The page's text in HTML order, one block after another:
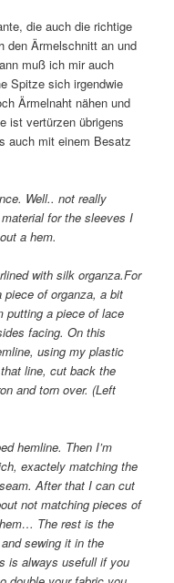
die auch die richtige
den Ärmelschnitt an und
muß ich mir auch
Spitze sich irgendwie
Ärmelnaht nähen und
ist vertürzen übrigens
auch mit einem Besatz
Well.. not really
for the sleeves I
a hem.
with silk organza.For
of organza, a bit
putting a piece of lace
facing. On this
using my plastic
line, cut back the
and torn over. (Left
hemline. Then I’m
exactely matching the
After that I can cut
not matching pieces of
The rest is the
sewing it in the
is always usefull if you